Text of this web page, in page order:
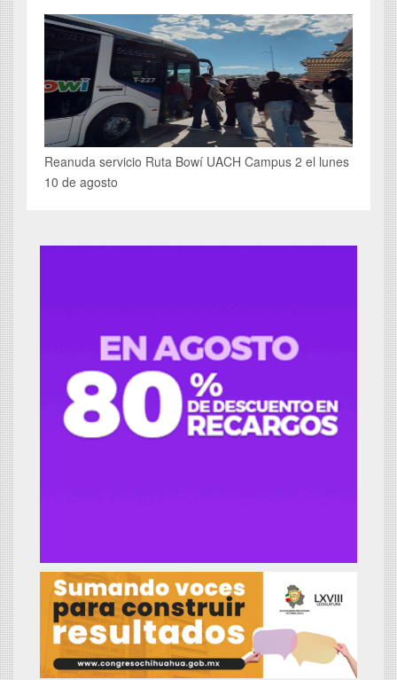
Reanuda servicio Ruta Bowí UACH Campus 2 el lunes
10 de agosto